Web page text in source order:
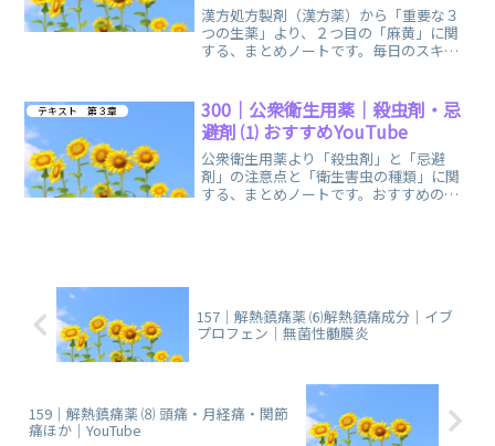
漢方処方製剤（漢方薬）から「重要な３
つの生薬」より、２つ目の「麻黄」に関
する、まとめノートです。毎日のスキマ
テキスト 第３章
300｜公衆衛生用薬｜殺虫剤・忌
避剤 ⑴ おすすめYouTube
公衆衛生用薬より「殺虫剤」と「忌避
剤」の注意点と「衛生害虫の種類」に関
する、まとめノートです。おすすめの
157｜解熱鎮痛薬 ⑹解熱鎮痛成分｜イブ
プロフェン｜無菌性髄膜炎
159｜解熱鎮痛薬 ⑻ 頭痛・月経痛・関節
痛ほか｜YouTube